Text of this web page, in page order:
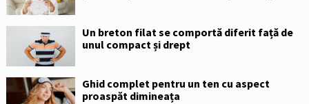
Un breton filat se comportă diferit față de
unul compact și drept
Ghid complet pentru un ten cu aspect
proaspăt dimineața